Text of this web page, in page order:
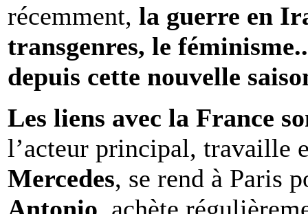
récemment, la guerre en
transgenres, le
depuis cette nouvelle
Les liens avec la France
l’acteur principal, travaille
Mercedes, se rend à Paris